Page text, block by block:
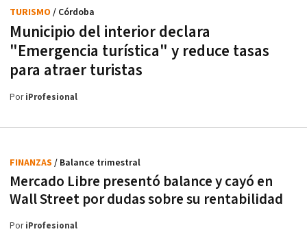
Municipio del interior declara
"Emergencia turística" y reduce tasas
para atraer turistas
TURISMO / Córdoba
PoriProfesional
Mercado Libre presentó balance y cayó en
Wall Street por dudas sobre su rentabilidad
FINANZAS / Balance trimestral
PoriProfesional